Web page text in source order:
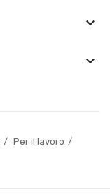
keyboard_arrow_down
keyboard_arrow_down
Per il lavoro